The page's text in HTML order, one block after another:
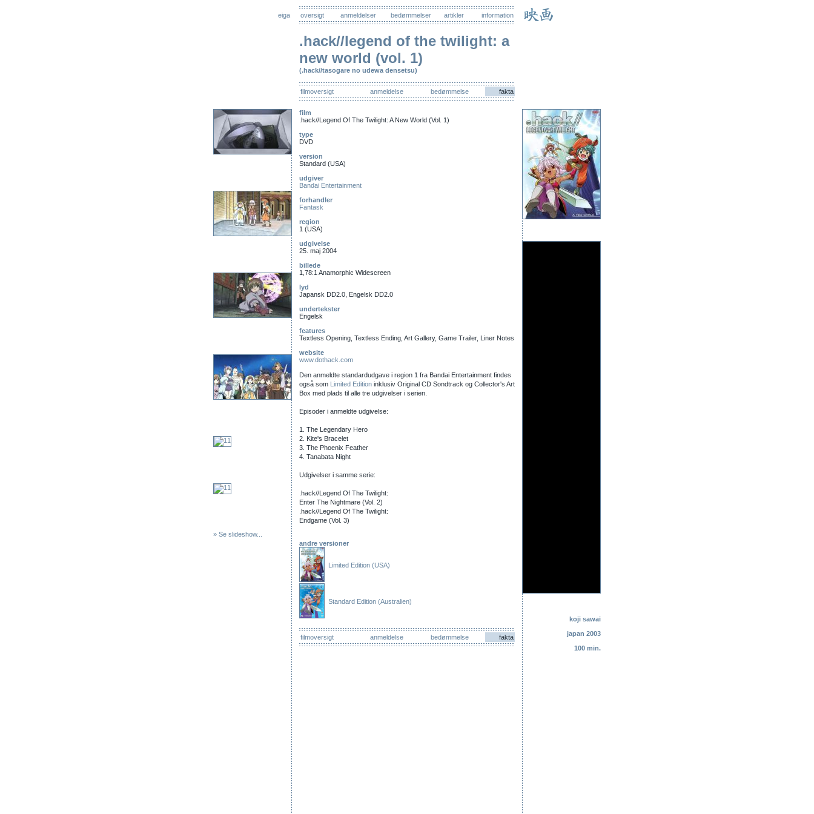
eiga oversigt anmeldelser bedømmelser artikler information
.hack//legend of the twilight: a
new world (vol. 1)
(.hack//tasogare no udewa densetsu)
filmoversigt anmeldelse bedømmelse fakta
» Se slideshow...
film
.hack//Legend Of The Twilight: A New World (Vol. 1)
type
DVD
version
Standard (USA)
udgiver
Bandai Entertainment
forhandler
Fantask
region
1 (USA)
udgivelse
25. maj 2004
billede
1,78:1 Anamorphic Widescreen
lyd
Japansk DD2.0, Engelsk DD2.0
undertekster
Engelsk
features
Textless Opening, Textless Ending, Art Gallery, Game Trailer, Liner Notes
website
www.dothack.com
Den anmeldte standardudgave i region 1 fra Bandai Entertainment findes
også som Limited Edition inklusiv Original CD Sondtrack og Collector's Art
Box med plads til alle tre udgivelser i serien.
Episoder i anmeldte udgivelse:
1. The Legendary Hero
2. Kite's Bracelet
3. The Phoenix Feather
4. Tanabata Night
Udgivelser i samme serie:
.hack//Legend Of The Twilight:
Enter The Nightmare (Vol. 2)
.hack//Legend Of The Twilight:
Endgame (Vol. 3)
andre versioner
Limited Edition (USA)
Standard Edition (Australien)
filmoversigt anmeldelse bedømmelse fakta
koji sawai
japan 2003
100 min.